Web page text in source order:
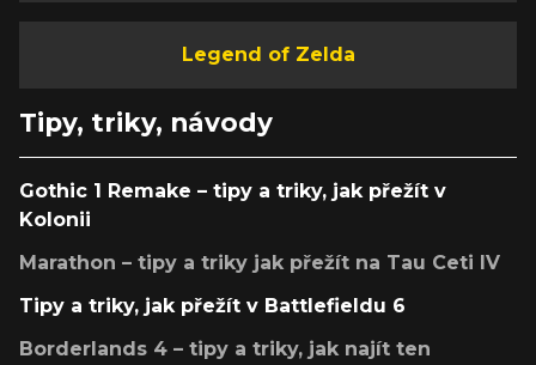
Legend of Zelda
Tipy, triky, návody
Gothic 1 Remake – tipy a triky, jak přežít v
Kolonii
Marathon – tipy a triky jak přežít na Tau Ceti IV
Tipy a triky, jak přežít v Battlefieldu 6
Borderlands 4 – tipy a triky, jak najít ten